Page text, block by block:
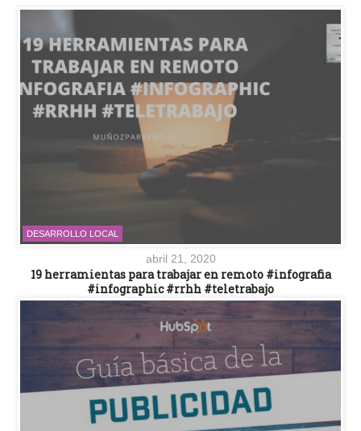
DESARROLLO LOCAL
abril 21, 2020
19 herramientas para trabajar en remoto #infografia
#infographic #rrhh #teletrabajo